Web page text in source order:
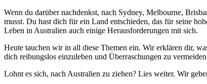
Wenn du darüber nachdenkst, nach Sydney, Melbourne,
musst. Du hast dich für ein Land entschieden, das für seine
Leben in Australien auch einige Herausforderungen mit sich.
Heute tauchen wir in all diese Themen ein. Wir erklären dir,
dich reibungslos einzuleben und Überraschungen zu
Lohnt es sich, nach Australien zu ziehen? Lies weiter. Wir